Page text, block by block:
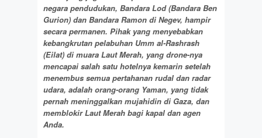
negara pendudukan, Bandara Lod (Bandara Ben
Gurion) dan Bandara Ramon di Negev, hampir
secara permanen. Pihak yang menyebabkan
kebangkrutan pelabuhan Umm al-Rashrash
(Eilat) di muara Laut Merah, yang drone-nya
mencapai salah satu hotelnya kemarin setelah
menembus semua pertahanan rudal dan radar
udara, adalah orang-orang Yaman, yang tidak
pernah meninggalkan mujahidin di Gaza, dan
memblokir Laut Merah bagi kapal dan agen
Anda.